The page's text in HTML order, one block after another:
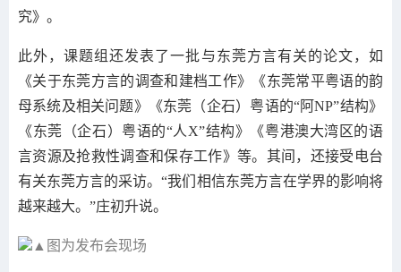
究》。
此外，课题组还发表了一批与东莞方言有关的论文，如
《关于东莞方言的调查和建档工作》《东莞常平粤语的韵
母系统及相关问题》《东莞（企石）粤语的“阿NP”结构》
《东莞（企石）粤语的“人X”结构》《粤港澳大湾区的语
言资源及抢救性调查和保存工作》等。其间，还接受电台
有关东莞方言的采访。“我们相信东莞方言在学界的影响将
越来越大。”庄初升说。
▲图为发布会现场